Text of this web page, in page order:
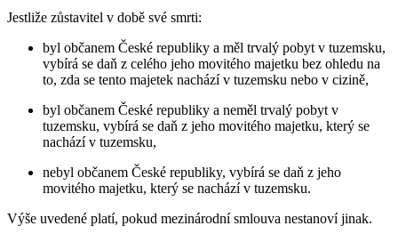
Jestliže zůstavitel v době své smrti:
byl občanem České republiky a měl trvalý pobyt v tuzemsku,
vybírá se daň z celého jeho movitého majetku bez ohledu na
to, zda se tento majetek nachází v tuzemsku nebo v cizině,
byl občanem České republiky a neměl trvalý pobyt v
tuzemsku, vybírá se daň z jeho movitého majetku, který se
nachází v tuzemsku,
nebyl občanem České republiky, vybírá se daň z jeho
movitého majetku, který se nachází v tuzemsku.
Výše uvedené platí, pokud mezinárodní smlouva nestanoví jinak.